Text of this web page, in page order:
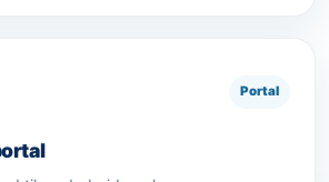
Portal